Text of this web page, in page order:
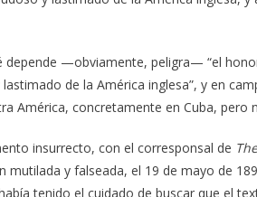
depende —obviamente, peligra— “el
de la América inglesa”, y en
América, concretamente en Cuba, pero
insurrecto, con el corresponsal de
mutilada y falseada, el 19 de mayo de
tenido el cuidado de buscar que el